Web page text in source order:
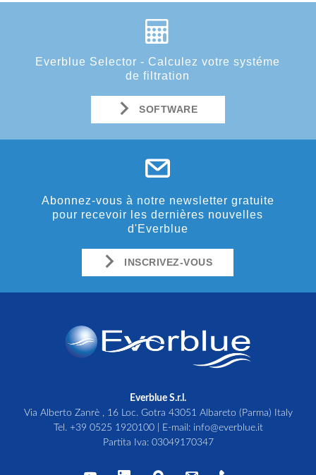
Everblue Selector - Calculez votre systéme
de filtration
SOFTWARE
Abonnez-vous à notre newsletter gratuite
pour recevoir les dernières nouvelles
d'Everblue
INSCRIVEZ-VOUS
Everblue S.r.l.
Via Alberto Zanrè , 16 Loc. Gotra 43051 Albareto (Parma) Italy
Tel. +39 0525 1920100| E-mail: info@everblue.it
Partita Iva: 03049170347